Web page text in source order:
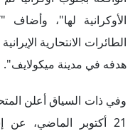
الأوكرانية لها"،
الطائرات الانتحارية
هدفه في مدينة ميكولايف".
وفي ذات السياق أعلن